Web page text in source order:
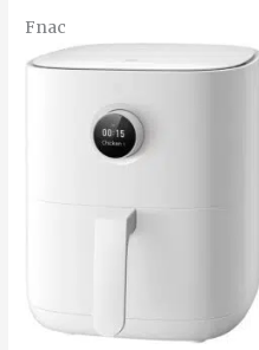
Fnac